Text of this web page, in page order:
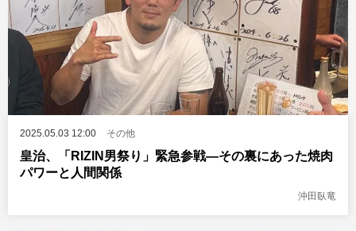
2025.05.03 12:00 その他
皇治、「RIZIN男祭り」緊急参戦―その裏にあった焼肉
パワーと人間関係
沖田臥竜